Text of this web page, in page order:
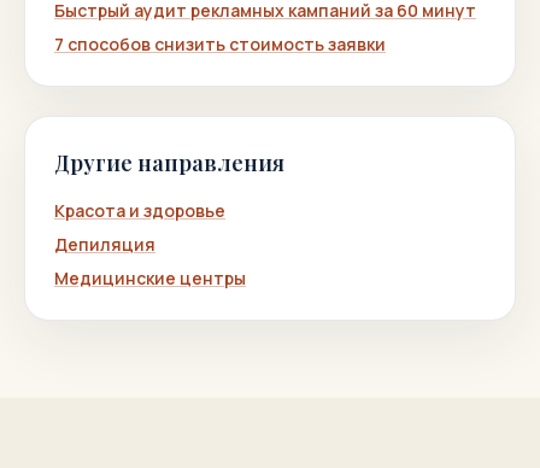
Быстрый аудит рекламных кампаний за 60 минут
7 способов снизить стоимость заявки
Другие направления
Красота и здоровье
Депиляция
Медицинские центры